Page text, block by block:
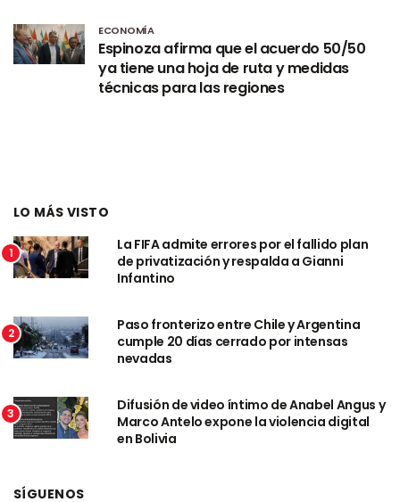
ECONOMÍA
Espinoza afirma que el acuerdo 50/50
ya tiene una hoja de ruta y medidas
técnicas para las regiones
LO MÁS VISTO
1
La FIFA admite errores por el fallido plan
de privatización y respalda a Gianni
Infantino
2
Paso fronterizo entre Chile y Argentina
cumple 20 días cerrado por intensas
nevadas
3
Difusión de video íntimo de Anabel Angus y
Marco Antelo expone la violencia digital
en Bolivia
SÍGUENOS